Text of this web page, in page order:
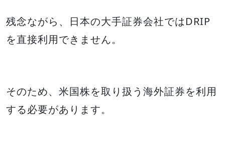
残念ながら、日本の大手証券会社ではDRIP
を直接利用できません。
そのため、米国株を取り扱う海外証券を利用
する必要があります。